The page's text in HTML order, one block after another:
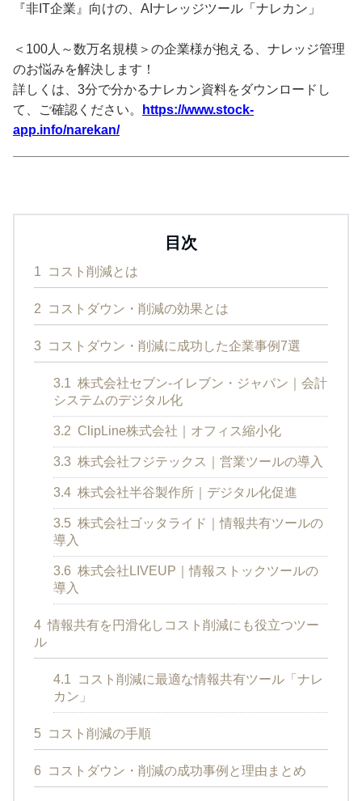
『非IT企業』向けの、AIナレッジツール「ナレカン」
＜100人～数万名規模＞の企業様が抱える、ナレッジ管理
のお悩みを解決します！
詳しくは、3分で分かるナレカン資料をダウンロードし
て、ご確認ください。
https://www.stock-
app.info/narekan/
目次
1 コスト削減とは
2 コストダウン・削減の効果とは
3 コストダウン・削減に成功した企業事例7選
3.1 株式会社セブン‐イレブン・ジャパン｜会計
システムのデジタル化
3.2 ClipLine株式会社｜オフィス縮小化
3.3 株式会社フジテックス｜営業ツールの導入
3.4 株式会社半谷製作所｜デジタル化促進
3.5 株式会社ゴッタライド｜情報共有ツールの
導入
3.6 株式会社LIVEUP｜情報ストックツールの
導入
4 情報共有を円滑化しコスト削減にも役立つツー
ル
4.1
コスト削減に最適な情報共有ツール「ナレ
カン」
5 コスト削減の手順
6 コストダウン・削減の成功事例と理由まとめ